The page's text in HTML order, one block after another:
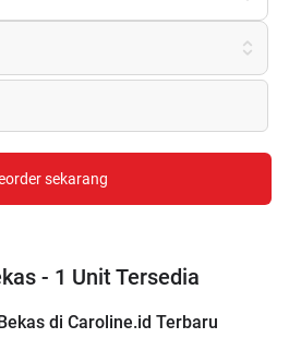
sekarang
- 1 Unit Tersedia
di Caroline.id Terbaru